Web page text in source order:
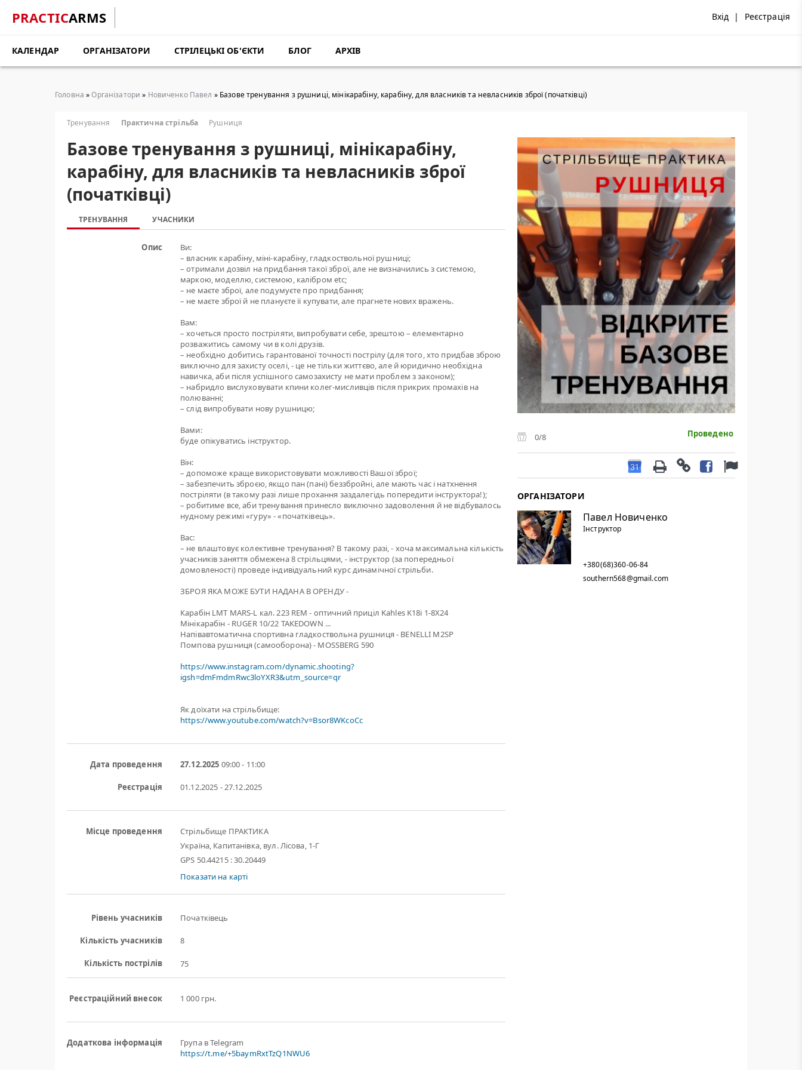
PRACTICARMS Вхід | Реєстрація
КАЛЕНДАР ОРГАНІЗАТОРИ СТРІЛЕЦЬКІ ОБ'ЄКТИ БЛОГ АРХІВ
Головна »Організатори » Новиченко Павел » Базове тренування з рушниці, мінікарабіну, карабіну, для власників та невласників зброї (початківці)
Тренування Практична стрільба Рушниця
Базове тренування з рушниці, мінікарабіну,
карабіну, для власників та невласників зброї
(початківці)
ТРЕНУВАННЯ УЧАСНИКИ
Опис
Ви:
– власник карабіну, міні-карабіну, гладкоствольної рушниці;
– отримали дозвіл на придбання такої зброї, але не визначились з системою,
маркою, моделлю, системою, калібром etc;
– не маєте зброї, але подумуєте про придбання;
– не маєте зброї й не плануєте її купувати, але прагнете нових вражень.
Вам:
– хочеться просто постріляти, випробувати себе, зрештою – елементарно
розважитись самому чи в колі друзів.
– необхідно добитись гарантованої точності пострілу (для того, хто придбав зброю
виключно для захисту оселі, - це не тільки життєво, але й юридично необхідна
навичка, аби після успішного самозахисту не мати проблем з законом);
– набридло вислуховувати кпини колег-мисливців після прикрих промахів на
полюванні;
– слід випробувати нову рушницю;
Вами:
буде опікуватись інструктор.
Він:
– допоможе краще використовувати можливості Вашої зброї;
– забезпечить зброєю, якщо пан (пані) беззбройні, але мають час і натхнення
постріляти (в такому разі лише прохання заздалегідь попередити інструктора!);
– робитиме все, аби тренування принесло виключно задоволення й не відбувалось
нудному режимі «гуру» - «початківець».
Вас:
– не влаштовує колективне тренування? В такому разі, - хоча максимальна кількість
учасників заняття обмежена 8 стрільцями, - інструктор (за попередньої
домовленості) проведе індивідуальний курс динамічної стрільби.
ЗБРОЯ ЯКА МОЖЕ БУТИ НАДАНА В ОРЕНДУ -
Карабін LMT MARS-L кал. 223 REM - оптичний приціл Kahles K18i 1-8X24
Мінікарабін - RUGER 10/22 TAKEDOWN ...
Напівавтоматична спортивна гладкоствольна рушниця - BENELLI M2SP
Помпова рушниця (самооборона) - MOSSBERG 590
https://www.instagram.com/dynamic.shooting?
igsh=dmFmdmRwc3loYXR3&utm_source=qr
Як доїхати на стрільбище:
https://www.youtube.com/watch?v=Bsor8WKcoCc
Дата проведення 27.12.2025 09:00 - 11:00
Реєстрація 01.12.2025 - 27.12.2025
Місце проведення
Стрільбище ПРАКТИКА
Україна, Капитанівка, вул. Лісова, 1-Г
GPS 50.44215 : 30.20449
Показати на карті
Рівень учасників Початківець
Кількість учасників 8
Кількість пострілів 75
Реєстраційний внесок 1 000 грн.
Додаткова інформація
Група в Telegram
https://t.me/+5baymRxtTzQ1NWU6
0/8 Проведено
ОРГАНІЗАТОРИ
Павел Новиченко
Інструктор
+380(68)360-06-84
southern568@gmail.com